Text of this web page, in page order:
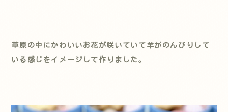
草原の中にかわいいお花が咲いていて羊がのんびりして
いる感じをイメージして作りました。